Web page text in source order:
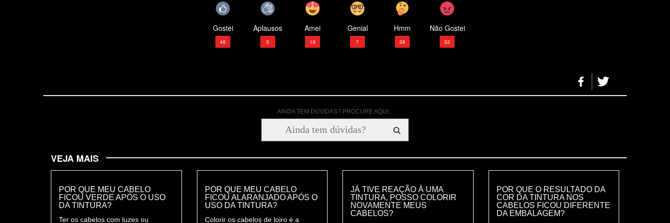
Gostei
48
Aplausos
5
Amei
19
Genial
7
Hmm
38
Não Gostei
32
AINDA TEM DÚVIDAS? PROCURE AQUI...
VEJA MAIS
POR QUE MEU CABELO
FICOU VERDE APÓS O USO
DA TINTURA?
Ter os cabelos com luzes ou
POR QUE MEU CABELO
FICOU ALARANJADO APÓS O
USO DA TINTURA?
Colorir os cabelos de loiro é a
JÁ TIVE REAÇÃO À UMA
TINTURA, POSSO COLORIR
NOVAMENTE MEUS
CABELOS?
POR QUE O RESULTADO DA
COR DA TINTURA NOS
CABELOS FICOU DIFERENTE
DA EMBALAGEM?